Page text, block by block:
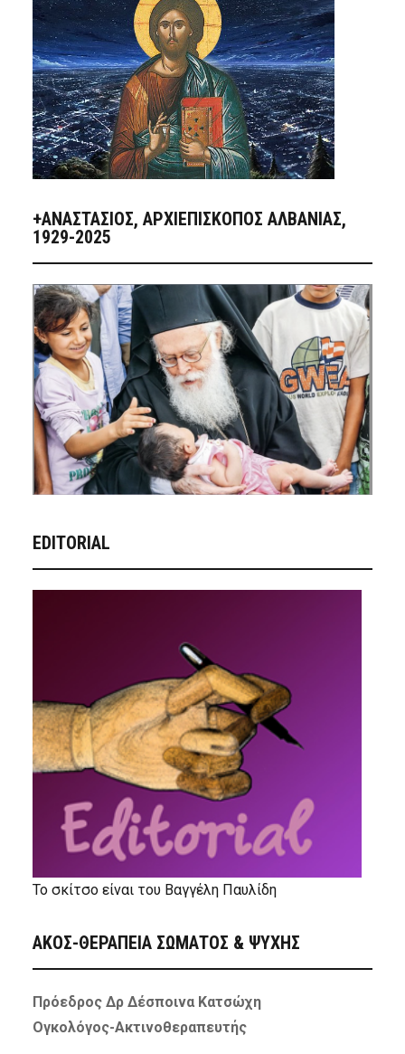
+ΑΝΑΣΤΆΣΙΟΣ, ΑΡΧΙΕΠΊΣΚΟΠΟΣ ΑΛΒΑΝΊΑΣ,
1929-2025
EDITORIAL
Το σκίτσο είναι του Βαγγέλη Παυλίδη
ΑΚΟΣ-ΘΕΡΑΠΕΙΑ ΣΩΜΑΤΟΣ & ΨΥΧΗΣ
Πρόεδρος Δρ Δέσποινα Κατσώχη
Ογκολόγος-Ακτινοθεραπευτής